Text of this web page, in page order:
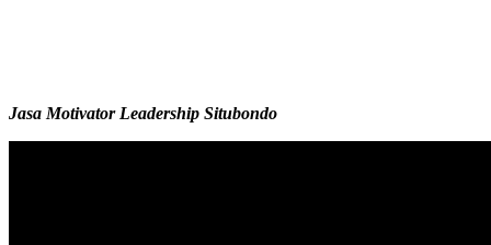
Jasa Motivator Leadership Situbondo